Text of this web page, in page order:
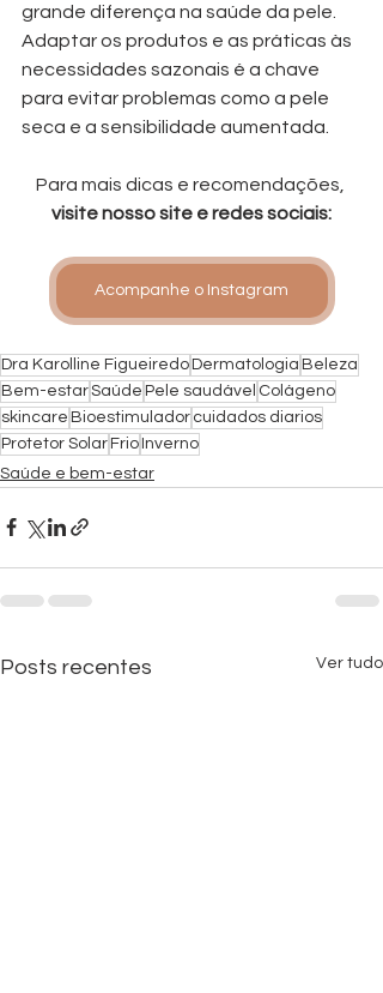
grande diferença na saúde da pele.
Adaptar os produtos e as práticas às
necessidades sazonais é a chave
para evitar problemas como a pele
seca e a sensibilidade aumentada.
Para mais dicas e recomendações,
visite nosso site e redes sociais:
Acompanhe o Instagram
Dra Karolline Figueiredo Dermatologia Beleza
Bem-estarSaúde Pele saudável Colágeno
skincare Bioestimulador cuidados diarios
Protetor Solar Frio Inverno
Saúde e bem-estar
Posts recentes Ver tudo